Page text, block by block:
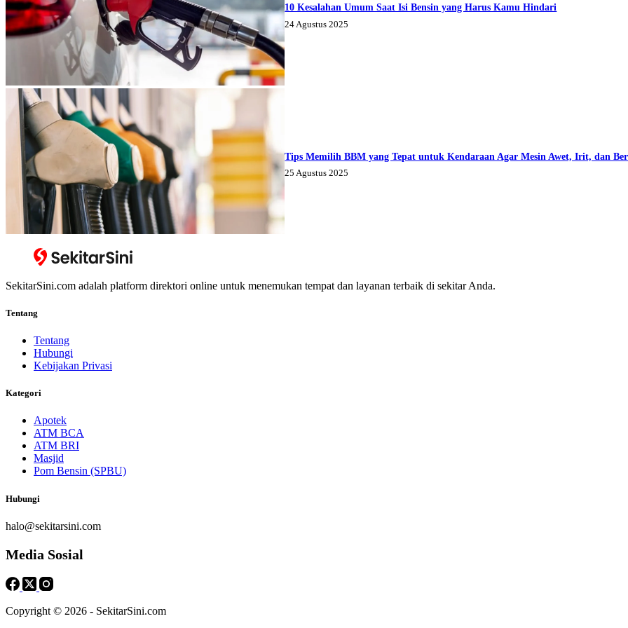
10 Kesalahan Umum Saat Isi Bensin yang Harus Kamu Hindari
24 Agustus 2025
Tips Memilih BBM yang Tepat untuk Kendaraan Agar Mesin Awet, Irit, dan
25 Agustus 2025
SekitarSini.com adalah platform direktori online untuk menemukan tempat dan layanan terbaik di sekitar Anda.
Tentang
Tentang
Hubungi
Kebijakan Privasi
Kategori
Apotek
ATM BCA
ATM BRI
Masjid
Pom Bensin (SPBU)
Hubungi
halo@sekitarsini.com
Media Sosial
Copyright © 2026 - SekitarSini.com